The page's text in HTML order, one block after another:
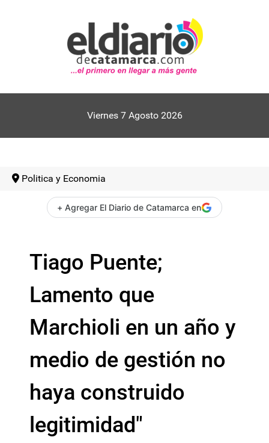
Viernes 7 Agosto 2026
Politica y Economia
+ Agregar El Diario de Catamarca en
Tiago Puente;
Lamento que
Marchioli en un año y
medio de gestión no
haya construido
legitimidad"